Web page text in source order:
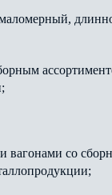
вагонами со